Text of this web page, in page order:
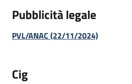
Pubblicità legale
PVL/ANAC (22/11/2024)
Cig